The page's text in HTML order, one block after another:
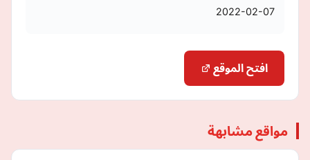
2022-02-07
افتح الموقع
مواقع مشابهة